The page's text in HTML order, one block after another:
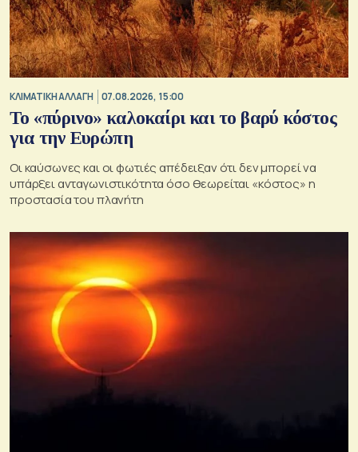
ΚΛΙΜΑΤΙΚΗ ΑΛΛΑΓΗ 07.08.2026, 15:00
Το «πύρινο» καλοκαίρι και το βαρύ κόστος
για την Ευρώπη
Οι καύσωνες και οι φωτιές απέδειξαν ότι δεν μπορεί να
υπάρξει ανταγωνιστικότητα όσο θεωρείται «κόστος» η
προστασία του πλανήτη